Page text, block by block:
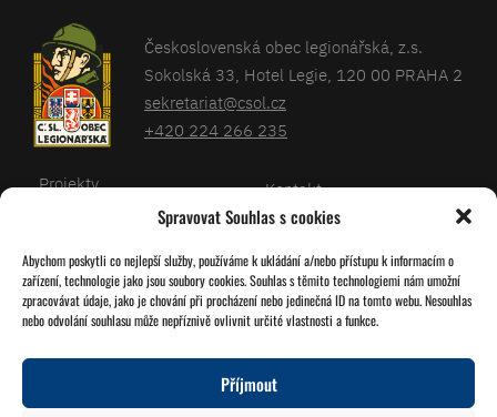
Spravovat Souhlas s cookies
Abychom poskytli co nejlepší služby, používáme k ukládání a/nebo přístupu k informacím o
zařízení, technologie jako jsou soubory cookies. Souhlas s těmito technologiemi nám umožní
zpracovávat údaje, jako je chování při procházení nebo jedinečná ID na tomto webu. Nesouhlas
nebo odvolání souhlasu může nepříznivě ovlivnit určité vlastnosti a funkce.
Příjmout
Československá obec legionářská, z.s.
Sokolská 33, Hotel Legie, 120 00 PRAHA 2
sekretariat@csol.cz
+420 224 266 235
Sledujte nás!
Projekty
Kalendář
O nás
Kontakt
Databáze legionářů
Pro členy
Zásady cookies